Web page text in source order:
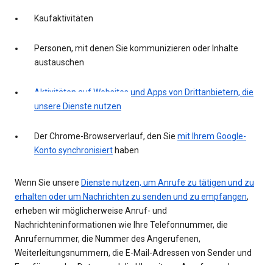
Kaufaktivitäten
Personen, mit denen Sie kommunizieren oder Inhalte
austauschen
Aktivitäten auf Websites und Apps von Drittanbietern, die
unsere Dienste nutzen
Der Chrome-Browserverlauf, den Sie mit Ihrem Google-
Konto synchronisiert haben
Wenn Sie unsere Dienste nutzen, um Anrufe zu tätigen und zu
erhalten oder um Nachrichten zu senden und zu empfangen,
erheben wir möglicherweise Anruf- und
Nachrichteninformationen wie Ihre Telefonnummer, die
Anrufernummer, die Nummer des Angerufenen,
Weiterleitungsnummern, die E-Mail-Adressen von Sender und